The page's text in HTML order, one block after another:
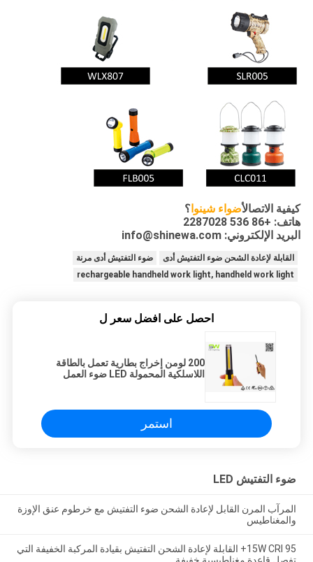
كيفية الاتصالأضواء شينوا؟
هاتف: +86 536 2287028
البريد الإلكتروني: info@shinewa.com
القابلة لإعادة الشحن ضوء التفتيش أدى
ضوء التفتيش أدى مرنة
rechargeable handheld work light, handheld work light
احصل على افضل سعر ل
200 لومن إخراج بطارية تعمل بالطاقة
اللاسلكية المحمولة LED ضوء العمل
استمر
ضوء التفتيش LED
المرآب المرن القابل لإعادة الشحن ضوء التفتيش مع خرطوم عنق الإوزة
والمغناطيس
15W CRI 95+ القابلة لإعادة الشحن التفتيش بقيادة المركبة الخفيفة التي